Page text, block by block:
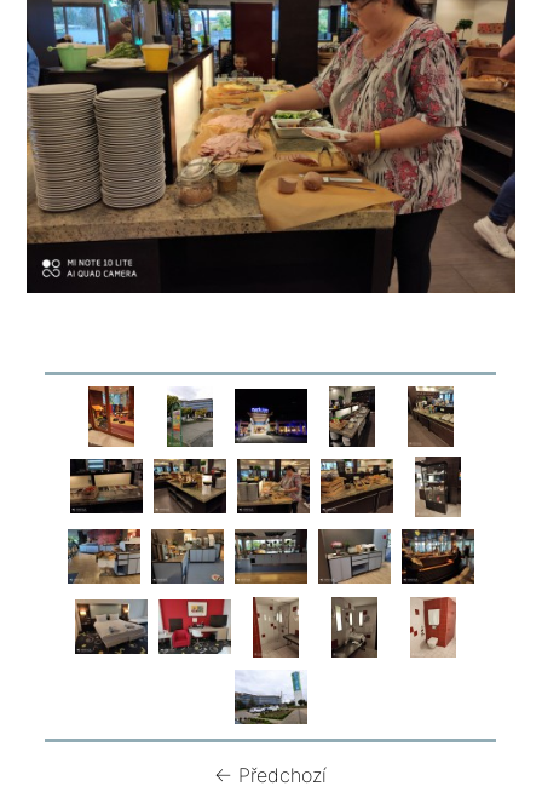
← Předchozí